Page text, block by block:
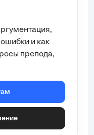
a_{\tau}
в радианы
и как
препода,